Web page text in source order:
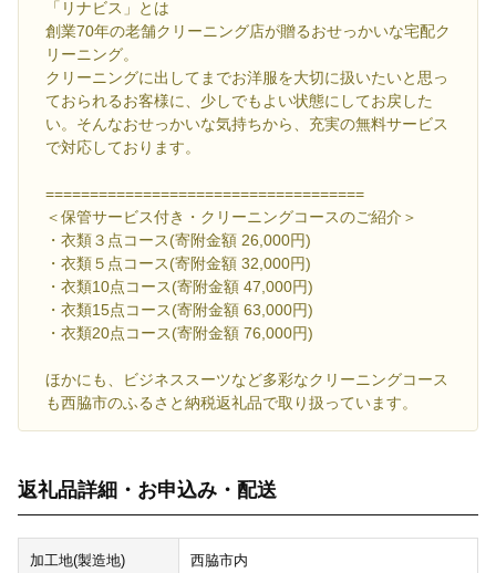
「リナビス」とは
創業70年の老舗クリーニング店が贈るおせっかいな宅配ク
リーニング。
クリーニングに出してまでお洋服を大切に扱いたいと思っ
ておられるお客様に、少しでもよい状態にしてお戻した
い。そんなおせっかいな気持ちから、充実の無料サービス
で対応しております。
====================================
＜保管サービス付き・クリーニングコースのご紹介＞
・衣類３点コース(寄附金額 26,000円)
・衣類５点コース(寄附金額 32,000円)
・衣類10点コース(寄附金額 47,000円)
・衣類15点コース(寄附金額 63,000円)
・衣類20点コース(寄附金額 76,000円)
ほかにも、ビジネススーツなど多彩なクリーニングコース
も西脇市のふるさと納税返礼品で取り扱っています。
返礼品詳細・お申込み・配送
加工地(製造地) 西脇市内